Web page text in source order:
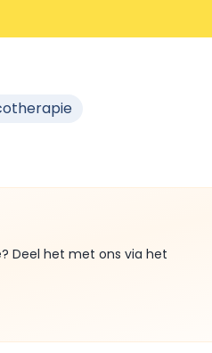
Deel het met ons via het